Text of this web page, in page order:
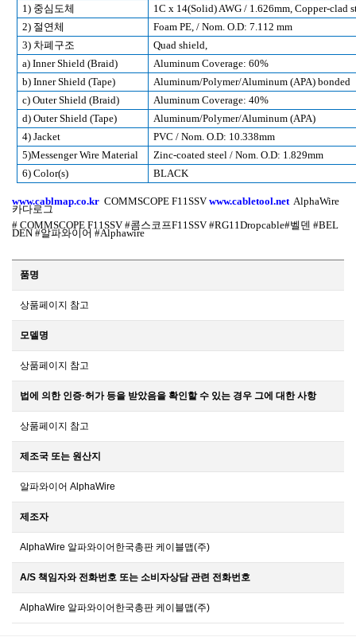
1) 중심도체
1C x 14(Solid) AWG / 1.626mm, Copper-clad
2) 절연체
Foam PE, / Nom. O.D: 7.112 mm
3) 차폐구조
Quad shield,
a) Inner Shield (Braid)
Aluminum Coverage: 60%
b) Inner Shield (Tape)
Aluminum/Polymer/Aluminum (APA) bonded
c) Outer Shield (Braid)
Aluminum Coverage: 40%
d) Outer Shield (Tape)
Aluminum/Polymer/Aluminum (APA)
4) Jacket
PVC / Nom. O.D: 10.338mm
5)Messenger Wire Material
Zinc-coated steel / Nom. O.D: 1.829mm
6) Color(s)
BLACK
www.cablmap.co.kr COMMSCOPE F11SSV www.cabletool.net AlphaWire
카다로그
# COMMSCOPE F11SSV #콤스코프F11SSV #RG11Dropcable#벨덴 #BEL
DEN #알파와이어 #Alphawire
품명
상품페이지 참고
모델명
상품페이지 참고
법에 의한 인증·허가 등을 받았음을 확인할 수 있는 경우 그에 대한 사항
상품페이지 참고
제조국 또는 원산지
알파와이어 AlphaWire
제조자
AlphaWire 알파와이어한국총판 케이블맵(주)
A/S 책임자와 전화번호 또는 소비자상담 관련 전화번호
AlphaWire 알파와이어한국총판 케이블맵(주)